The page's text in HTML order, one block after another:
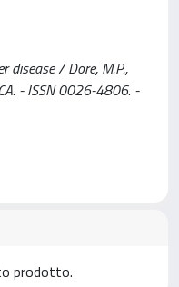
disease / Dore, M.P.,
- ISSN 0026-4806. -
prodotto.